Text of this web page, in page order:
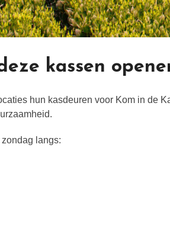
kassen
hun kasdeuren voor Kom in de
langs: